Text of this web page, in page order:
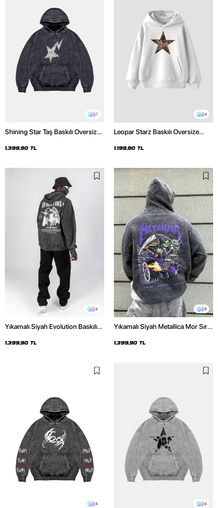
7
Shining Star Taş Baskılı Oversize
Hoodie
1.399,90 TL
4
Leopar Starz Baskılı Oversize
1.199,90 TL
4
Yıkamalı Siyah Evolution Baskılı
Hoodie
1.399,90 TL
9
Yıkamalı Siyah Metallica Mor Sırt
Hoodie
1.399,90 TL
4 4